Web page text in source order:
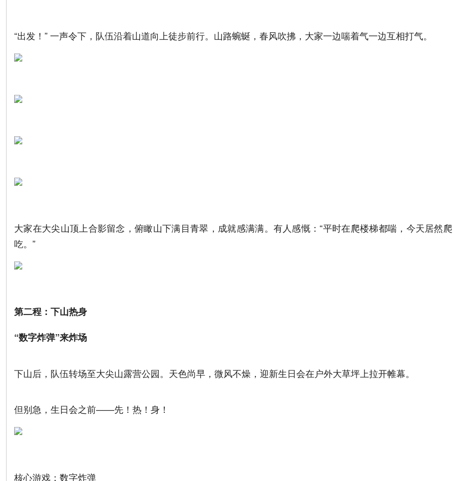
“出发！” 一声令下，队伍沿着山道向上徒步前行。山路蜿蜒，春风吹拂，大家一边喘着气一边互相打气。
大家在大尖山顶上合影留念，俯瞰山下满目青翠，成就感满满。有人感慨：“平时在爬楼梯都喘，今天居然
吃。”
第二程：下山热身
“数字炸弹”来炸场
下山后，队伍转场至大尖山露营公园。天色尚早，微风不燥，迎新生日会在户外大草坪上拉开帷幕。
但别急，生日会之前——先！热！身！
核心游戏：数字炸弹